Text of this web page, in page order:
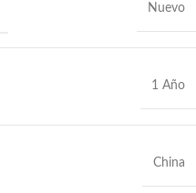
Nuevo
1 Año
China